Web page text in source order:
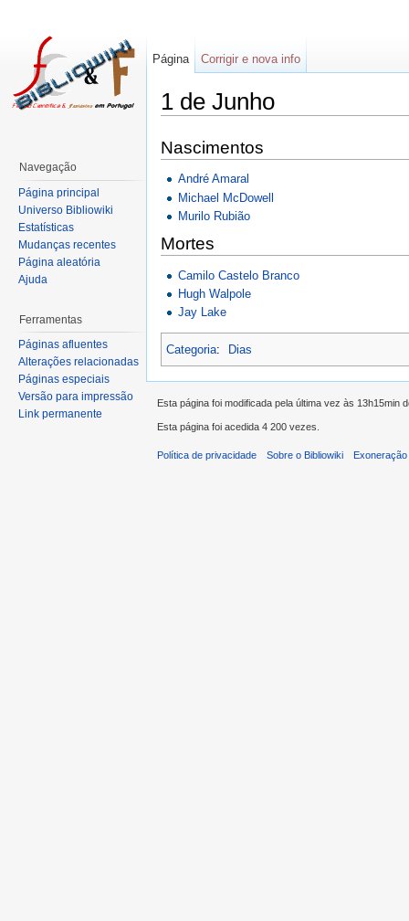
1 de Junho
Nascimentos
André Amaral
Michael McDowell
Murilo Rubião
Mortes
Camilo Castelo Branco
Hugh Walpole
Jay Lake
Categoria: Dias
Página Corrigir e nova info
Navegação
Página principal
Universo Bibliowiki
Estatísticas
Mudanças recentes
Página aleatória
Ajuda
Ferramentas
Páginas afluentes
Alterações relacionadas
Páginas especiais
Versão para impressão
Link permanente
Esta página foi modificada pela última vez às 13h15min
Esta página foi acedida 4 200 vezes.
Política de privacidade Sobre o Bibliowiki